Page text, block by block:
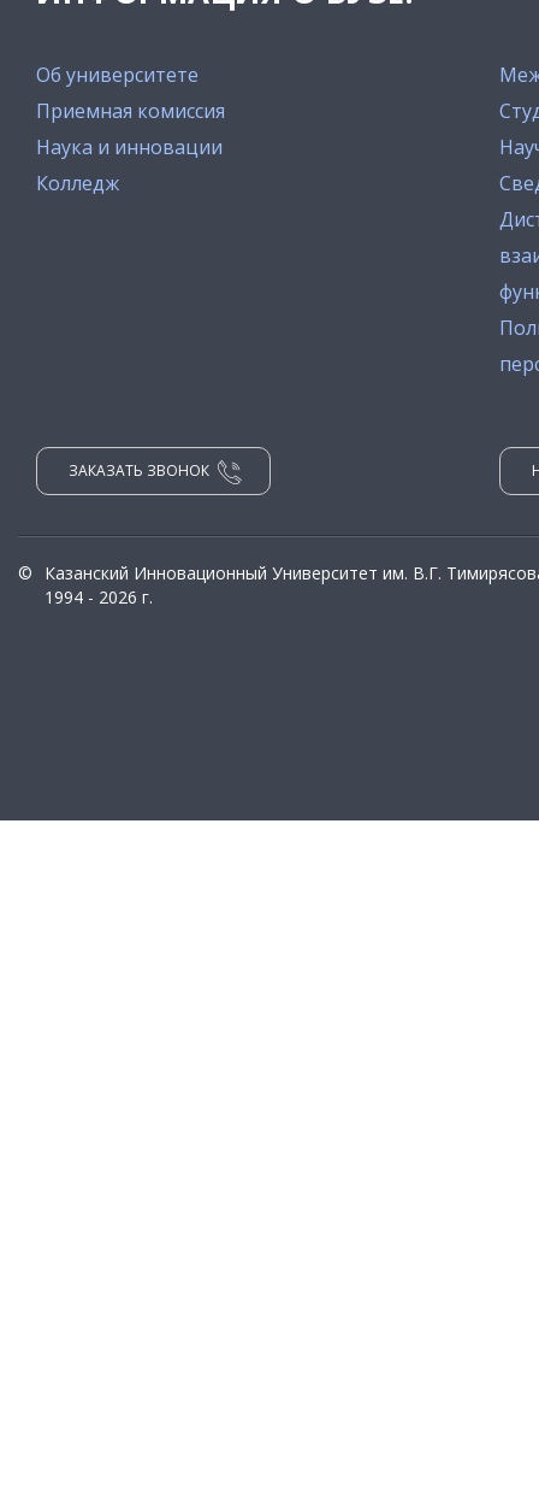
Об университете
Приемная комиссия
Наука и инновации
Колледж
ЗАКАЗАТЬ ЗВОНОК
©
Казанский Инновационный Университет им. В.Г.
1994 - 2026 г.